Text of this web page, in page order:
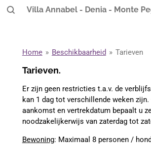
Ga
hoofdinhoud
Home » Beschikbaarheid » Tarieven
Tarieven.
Er zijn geen restricties t.a.v. de
kan 1 dag tot verschillende weken zijn.
aankomst en vertrekdatum bepaalt u
noodzakelijkerwijs van zaterdag tot
Bewoning: Maximaal 8 personen /